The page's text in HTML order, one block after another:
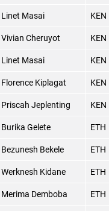
Linet Masai KEN
Vivian Cheruyot KEN
Linet Masai KEN
Florence Kiplagat KEN
Priscah Jeplenting KEN
Burika Gelete ETH
Bezunesh Bekele ETH
Werknesh Kidane ETH
Merima Demboba ETH